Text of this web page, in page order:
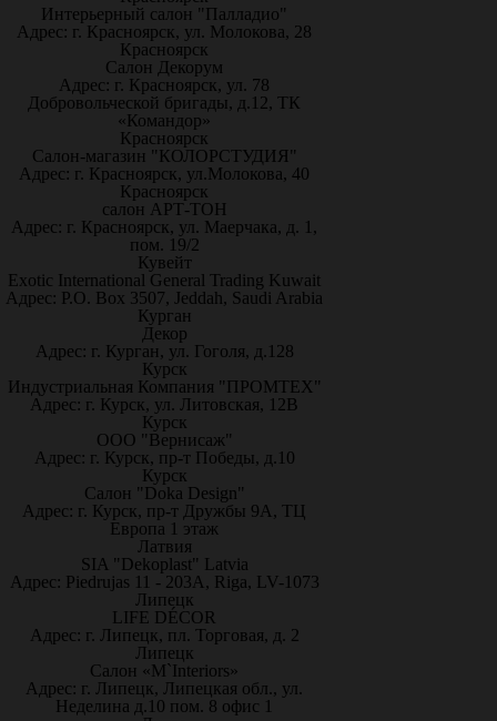
Интерьерный салон "Палладио"
Адрес: г. Красноярск, ул. Молокова, 28
Красноярск
Салон Декорум
Адрес: г. Красноярск, ул. 78
Добровольческой бригады, д.12, ТК
«Командор»
Красноярск
Салон-магазин "КОЛОРСТУДИЯ"
Адрес: г. Красноярск, ул.Молокова, 40
Красноярск
салон АРТ-ТОН
Адрес: г. Красноярск, ул. Маерчака, д. 1,
пом. 19/2
Кувейт
Exotic International General Trading Kuwait
Адрес: P.O. Box 3507, Jeddah, Saudi Arabia
Курган
Декор
Адрес: г. Курган, ул. Гоголя, д.128
Курск
Индустриальная Компания "ПРОМТЕХ"
Адрес: г. Курск, ул. Литовская, 12В
Курск
ООО "Вернисаж"
Адрес: г. Курск, пр-т Победы, д.10
Курск
Салон "Doka Design"
Адрес: г. Курск, пр-т Дружбы 9А, ТЦ
Европа 1 этаж
Латвия
SIA "Dekoplast" Latvia
Адрес: Piedrujas 11 - 203A, Riga, LV-1073
Липецк
LIFE DÉCOR
Адрес: г. Липецк, пл. Торговая, д. 2
Липецк
Салон «M`Interiors»
Адрес: г. Липецк, Липецкая обл., ул.
Неделина д.10 пом. 8 офис 1